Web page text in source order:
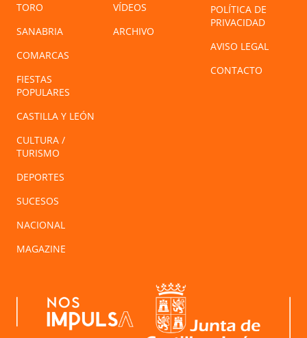
TORO
SANABRIA
COMARCAS
FIESTAS
POPULARES
CASTILLA Y LEÓN
CULTURA /
TURISMO
DEPORTES
SUCESOS
NACIONAL
MAGAZINE
VÍDEOS
ARCHIVO
POLÍTICA DE
PRIVACIDAD
AVISO LEGAL
CONTACTO